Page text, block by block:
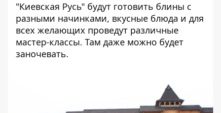
"Киевская Русь" будут готовить блины с
разными начинками, вкусные блюда и для
всех желающих проведут различные
мастер-классы. Там даже можно будет
заночевать.